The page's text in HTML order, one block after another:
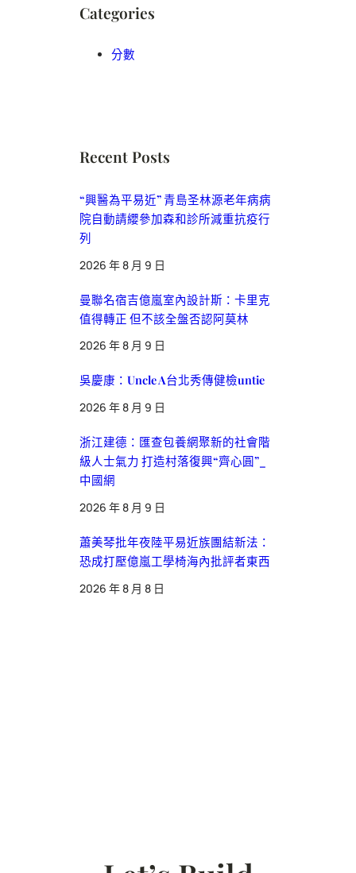
Categories
分數
Recent Posts
“興醫為平易近” 青島圣林源老年病病
院自動請纓參加森和診所減重抗疫行
列
2026 年 8 月 9 日
曼聯名宿吉億嵐室內設計斯：卡里克
值得轉正 但不該全盤否認阿莫林
2026 年 8 月 9 日
吳慶康：Uncle A台北秀傳健檢untie
2026 年 8 月 9 日
浙江建德：匯查包養網聚新的社會階
級人士氣力 打造村落復興“齊心圓”_
中國網
2026 年 8 月 9 日
蕭美琴批年夜陸平易近族團結新法：
恐成打壓億嵐工學椅海內批評者東西
2026 年 8 月 8 日